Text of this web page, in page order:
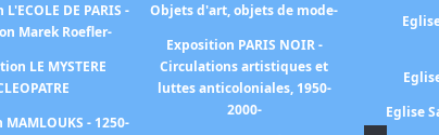
DE PARIS -
Marek Roefler-
LE MYSTERE
- 1250-
Objets d'art, objets de mode-
Exposition PARIS NOIR -
Circulations artistiques et
luttes anticoloniales, 1950-
2000-
Eglise